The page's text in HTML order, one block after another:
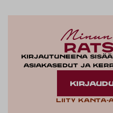
Kirjautuneena
asiakasedut ja
Liity kanta-